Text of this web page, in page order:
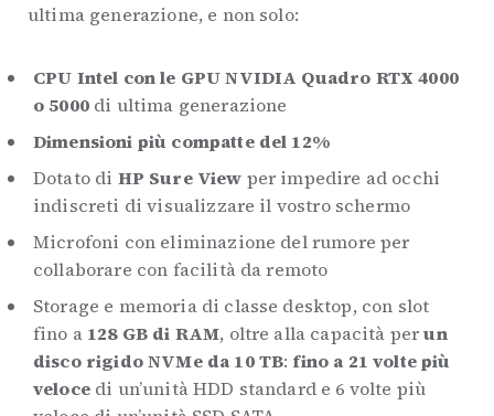
ultima generazione, e non solo:
CPU Intel con le GPU NVIDIA Quadro RTX 4000
o 5000di ultima generazione
Dimensioni più compatte del 12%
Dotato di HP Sure View per impedire ad occhi
indiscreti di visualizzare il vostro schermo
Microfoni con eliminazione del rumore per
collaborare con facilità da remoto
Storage e memoria di classe desktop, con slot
fino a 128 GB di RAM, oltre alla capacità perun
disco rigido NVMe da 10 TB: fino a 21 volte più
velocedi un’unità HDD standard e 6 volte più